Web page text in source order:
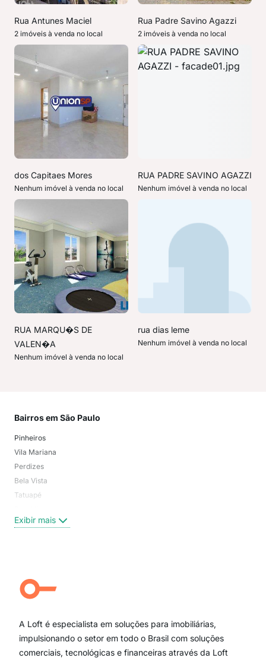
Rua Antunes Maciel
2 imóveis à venda no local
Rua Padre Savino Agazzi
2 imóveis à venda no local
dos Capitaes Mores
Nenhum imóvel à venda no local
RUA PADRE SAVINO AGAZZI
Nenhum imóvel à venda no local
RUA MARQU�S DE
VALEN�A
Nenhum imóvel à venda no local
rua dias leme
Nenhum imóvel à venda no local
Bairros em São Paulo
Pinheiros
Vila Mariana
Perdizes
Bela Vista
Tatuapé
Centro
Campo Belo
Ipiranga
Paraíso
Itaim Bibi
Exibir mais
A Loft é especialista em soluções para imobiliárias,
impulsionando o setor em todo o Brasil com soluções
comerciais, tecnológicas e financeiras através da Loft